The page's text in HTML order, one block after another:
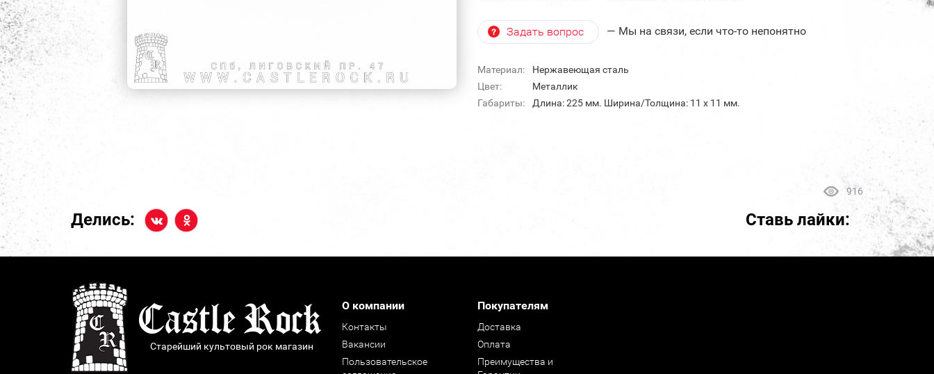
Задать вопрос — Мы на связи, если что-то непонятно
Материал:
Нержавеющая сталь
Цвет:
Металлик
Габариты:
Длина: 225 мм. Ширина/Толщина: 11 х 11 мм.
916
Делись: Ставь лайки:
Старейший культовый рок магазин
О компании
Контакты
Вакансии
Пользовательское
Покупателям
Доставка
Оплата
Преимущества и